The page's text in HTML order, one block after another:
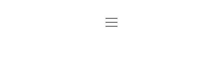
关于博主
o